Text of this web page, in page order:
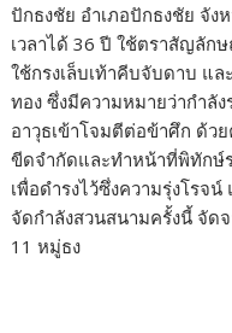
ปักธงชัย อำเภอปักธงชัย จัง
เวลาได้ 36 ปี ใช้ตราสัญลัก
ใช้กรงเล็บเท้าคีบจับดาบ แ
ทอง ซึ่งมีความหมายว่ากำลั
อาวุธเข้าโจมตีต่อข้าศึก ด้ว
ขีดจำกัดและทำหน้าที่พิทักษ์
เพื่อดำรงไว้ซึ่งความรุ่งโรจ
จัดกำลังสวนสนามครั้งนี้ จัด
11 หมู่ธง